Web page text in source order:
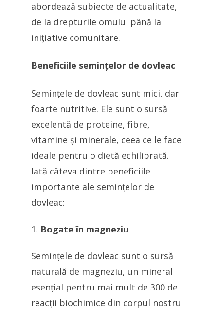
abordează subiecte de actualitate,
de la drepturile omului până la
inițiative comunitare.
Beneficiile semințelor de dovleac
Semințele de dovleac sunt mici, dar
foarte nutritive. Ele sunt o sursă
excelentă de proteine, fibre,
vitamine și minerale, ceea ce le face
ideale pentru o dietă echilibrată.
Iată câteva dintre beneficiile
importante ale semințelor de
dovleac:
Bogate în magneziu
Semințele de dovleac sunt o sursă
naturală de magneziu, un mineral
esențial pentru mai mult de 300 de
reacții biochimice din corpul nostru.